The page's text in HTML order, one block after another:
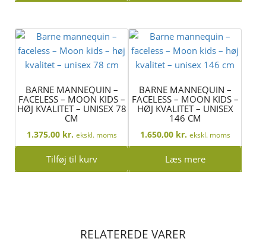
BARNE MANNEQUIN –
FACELESS – MOON KIDS –
HØJ KVALITET – UNISEX 78
CM
1.375,00 kr. ekskl. moms
Tilføj til kurv
BARNE MANNEQUIN –
FACELESS – MOON KIDS –
HØJ KVALITET – UNISEX
146 CM
1.650,00 kr. ekskl. moms
Læs mere
RELATEREDE VARER